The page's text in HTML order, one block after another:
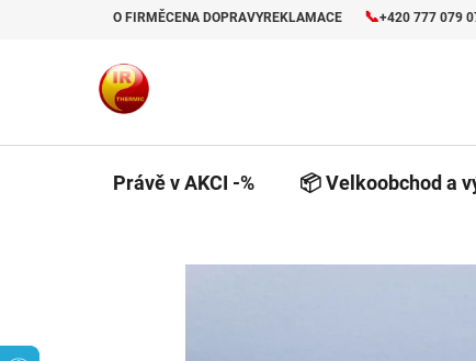
O FIRMĚCENA DOPRAVYREKLAMACE 📞+420 777 079
Právě v AKCI -% 📦 Velkoobchod a